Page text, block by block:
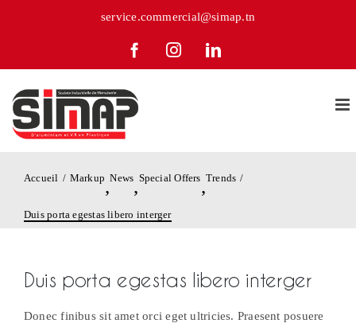
service.commercial@simap.tn
FacebookInstagramLinkedIn
Accueil Markup,News,Special Offers,Trends
Duis porta egestas libero interger
Duis porta egestas libero interger
Donec finibus sit amet orci eget ultricies. Praesent posuere